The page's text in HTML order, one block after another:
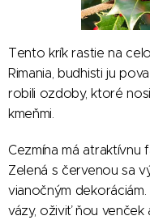
Tento krík rastie na
Rimania, budhisti ju
robili ozdoby, ktoré
kmeňmi.
Cezmína má atraktívnu
Zelená s červenou sa
vianočným
vázy, oživiť ňou